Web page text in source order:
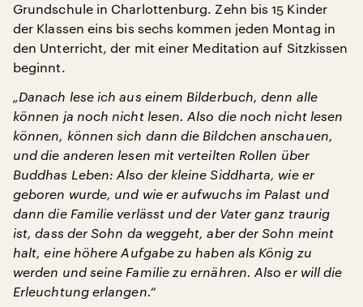
Grundschule in Charlottenburg. Zehn bis 15 Kinder
der Klassen eins bis sechs kommen jeden Montag in
den Unterricht, der mit einer Meditation auf Sitzkissen
beginnt.
„Danach lese ich aus einem Bilderbuch, denn alle
können ja noch nicht lesen. Also die noch nicht lesen
können, können sich dann die Bildchen anschauen,
und die anderen lesen mit verteilten Rollen über
Buddhas Leben: Also der kleine Siddharta, wie er
geboren wurde, und wie er aufwuchs im Palast und
dann die Familie verlässt und der Vater ganz traurig
ist, dass der Sohn da weggeht, aber der Sohn meint
halt, eine höhere Aufgabe zu haben als König zu
werden und seine Familie zu ernähren. Also er will die
Erleuchtung erlangen.“